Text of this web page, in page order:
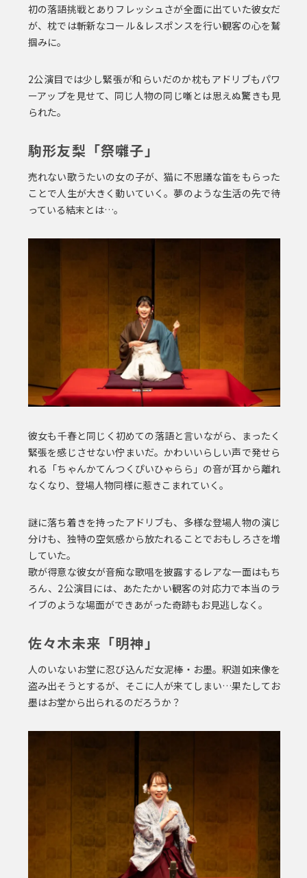
初の落語挑戦とありフレッシュさが全面に出ていた彼女だ
が、枕では斬新なコール＆レスポンスを行い観客の心を鷲
掴みに。
2公演目では少し緊張が和らいだのか枕もアドリブもパワ
ーアップを見せて、同じ人物の同じ噺とは思えぬ驚きも見
られた。
駒形友梨「祭囃子」
売れない歌うたいの女の子が、猫に不思議な笛をもらった
ことで人生が大きく動いていく。夢のような生活の先で待
っている結末とは…。
彼女も千春と同じく初めての落語と言いながら、まったく
緊張を感じさせない佇まいだ。かわいいらしい声で発せら
れる「ちゃんかてんつくぴいひゃらら」の音が耳から離れ
なくなり、登場人物同様に惹きこまれていく。
謎に落ち着きを持ったアドリブも、多様な登場人物の演じ
分けも、独特の空気感から放たれることでおもしろさを増
していた。
歌が得意な彼女が音痴な歌唱を披露するレアな一面はもち
ろん、2公演目には、あたたかい観客の対応力で本当のラ
イブのような場面ができあがった奇跡もお見逃しなく。
佐々木未来「明神」
人のいないお堂に忍び込んだ女泥棒・お墨。釈迦如来像を
盗み出そうとするが、そこに人が来てしまい…果たしてお
墨はお堂から出られるのだろうか？